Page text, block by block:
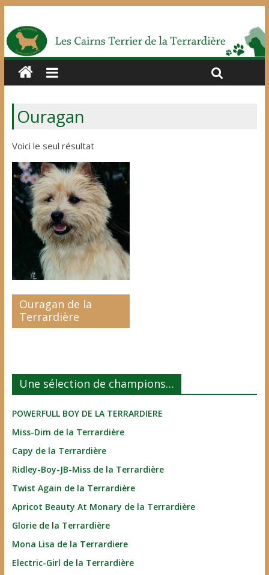
Ouragan
Voici le seul résultat
Ouragan de la
Terrardière
Une sélection de champions…
POWERFULL BOY DE LA TERRARDIERE
Miss-Dim de la Terrardière
Capy de la Terrardière
Ridley-Boy-JB-Miss de la Terrardière
Twist Again de la Terrardière
Apricot Beauty At Monary de la Terrardière
Glorie de la Terrardière
Mona Lisa de la Terrardiere
Electric-Girl de la Terrardière